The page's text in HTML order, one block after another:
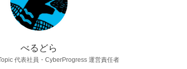
べるどら
代表社員・CyberProgress 運営責任者